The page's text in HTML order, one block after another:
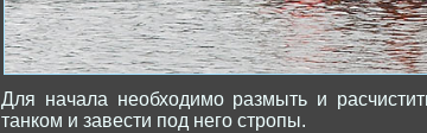
Для начала необходимо размыть и
танком и завести под него стропы.